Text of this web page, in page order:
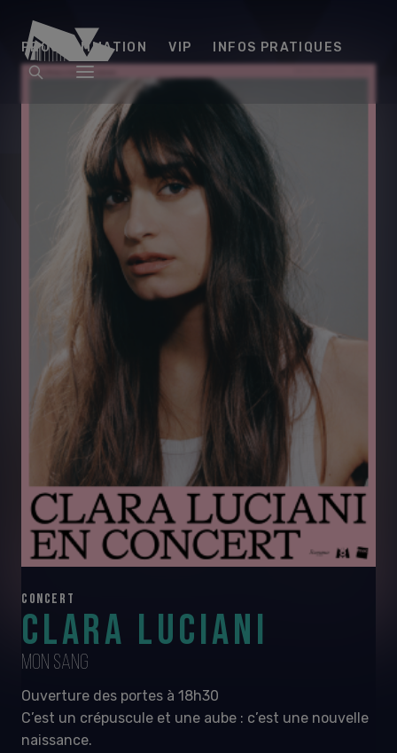
Arena
Futuroscope
PROGRAMMATION VIP INFOS PRATIQUES
CONCERT
CLARA LUCIANI
MON SANG
Ouverture des portes à 18h30
C’est un crépuscule et une aube : c’est une nouvelle
naissance.